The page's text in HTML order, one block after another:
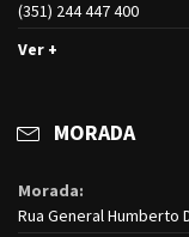
(351) 244 447 400
Ver +
MORADA
Morada:
Rua General Humberto